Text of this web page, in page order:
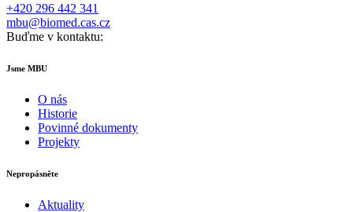
+420 296 442 341
mbu@biomed.cas.cz
Buďme v kontaktu:
Jsme MBU
O nás
Historie
Povinné dokumenty
Projekty
Nepropásněte
Aktuality